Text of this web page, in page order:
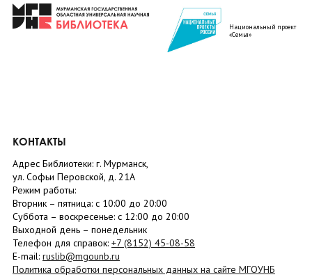
Национальный проект
«Семья»
КОНТАКТЫ
Адрес Библиотеки: г. Мурманск,
ул. Софьи Перовской, д. 21А
Режим работы:
Вторник – пятница: с 10:00 до 20:00
Суббота – воскресенье: c 12:00 до 20:00
Выходной день – понедельник
Телефон для справок: +7 (8152) 45-08-58
E-mail: ruslib@mgounb.ru
Политика обработки персональных данных на сайте МГОУНБ